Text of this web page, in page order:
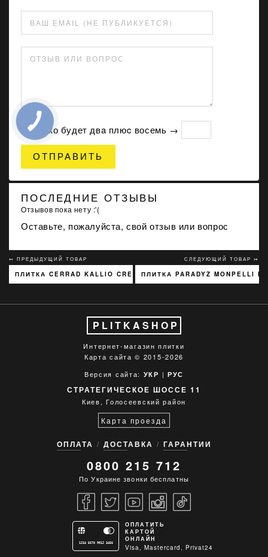
ВАШ EMAIL (НЕ ПУБЛИКУЕТСЯ)
ОТЗЫВ ИЛИ ВОПРОС
Сколько будет двa плюc восемь →
ОТПРАВИТЬ
ПОСЛЕДНИЕ ОТЗЫВЫ
Отзывов пока нету :'(
Оставьте, пожалуйста, свой отзыв или вопрос
↢ ПРЕДЫДУЩИЙ ТОВАР
ПЛИТКА CERRAD KALLIO CREAM 3768 15X45
СЛЕДУЮЩИЙ ТОВАР ↣
ПЛИТКА PARADYZ MONPELLI
PLITKASHOP
Интернет-магазин плитки
Карта сайта © 2015-2026
Версия сайта: УКР | РУС
СТРАТЕГИЧЕСКОЕ ШОССЕ 11
Киев, Голосеевский район
Карта проезда
ОПЛАТА ДОСТАВКА ГАРАНТИИ
0800 215 712
По Украине звонки бесплатны
1234 5678 9012 3456
ОПЛАТИТЬ
КАРТОЙ
ОНЛАЙН
Visa, Mastercard, Privat24